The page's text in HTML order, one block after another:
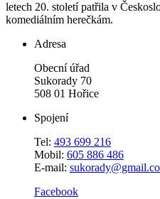
letech 20. století patřila v
komediálním herečkám.
Adresa
Obecní úřad
Sukorady 70
508 01 Hořice
Spojení
Tel: 493 699 216
Mobil: 605 886 486
E-mail:
Facebook